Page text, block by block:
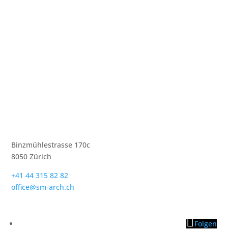
Binzmühlestrasse 170c
8050 Zürich
+41 44 315 82 82
office@sm-arch.ch
Folgen